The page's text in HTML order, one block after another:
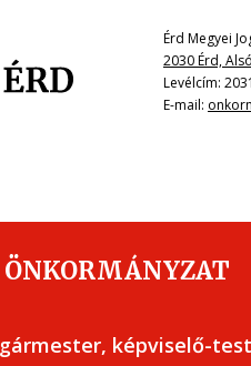
Érd Megyei
2030 Érd,
Levélcím:
E-mail:
ÖNKORMÁNYZAT
képviselő-